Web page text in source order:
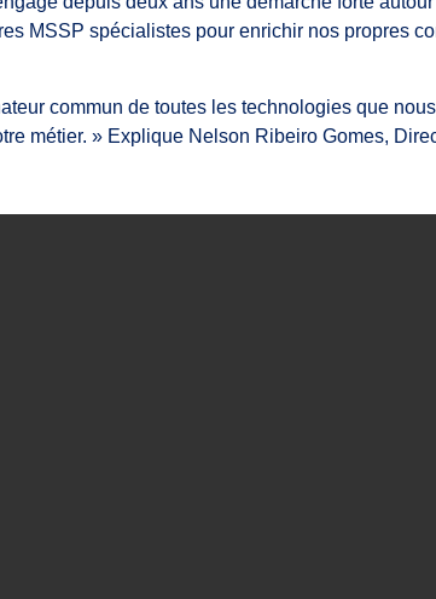
MSSP spécialistes pour enrichir nos propres
commun de toutes les technologies que
métier. » Explique Nelson Ribeiro Gomes,